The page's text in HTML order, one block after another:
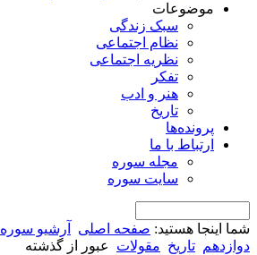
موضوعات
سبک زندگی
نظام اجتماعی
نظریه اجتماعی
تفکر
هنر و ادب
تاریخ
پرونده‌ها
ارتباط با ما
مجله سوره
سایت سوره
شما اینجا هستید: صفحه اصلی آرشیو سوره
دوازدهم تاریخ مقولات عبور از گذشته